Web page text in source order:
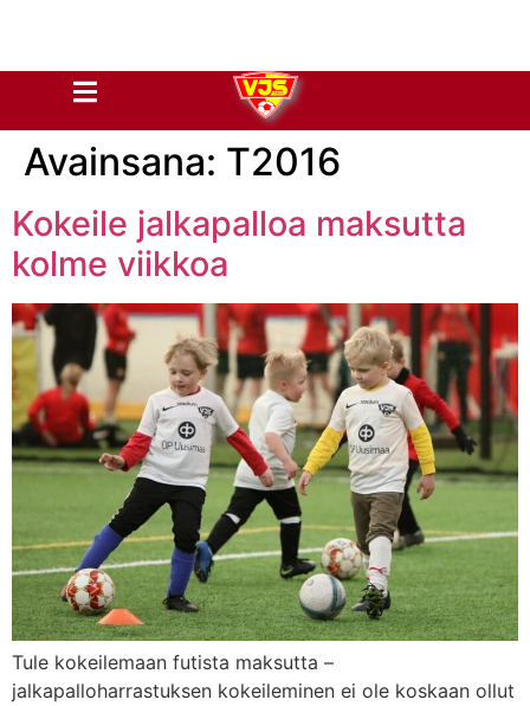
Avainsana: T2016
Kokeile jalkapalloa maksutta
kolme viikkoa
Tule kokeilemaan futista maksutta –
jalkapalloharrastuksen kokeileminen ei ole koskaan ollut